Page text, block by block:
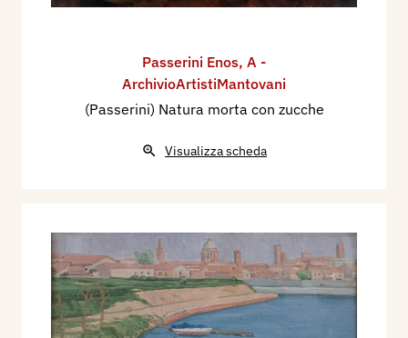
Passerini Enos, A -
ArchivioArtistiMantovani
(Passerini) Natura morta con zucche
Visualizza scheda